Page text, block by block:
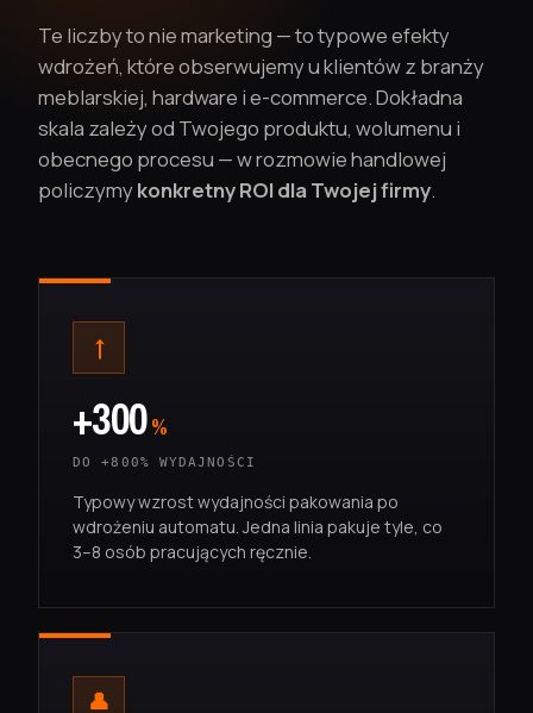
Te liczby to nie marketing — to typowe efekty
wdrożeń, które obserwujemy u klientów z branży
meblarskiej, hardware i e-commerce. Dokładna
skala zależy od Twojego produktu, wolumenu i
obecnego procesu — w rozmowie handlowej
policzymy konkretny ROI dla Twojej firmy.
↑
+300%
DO +800% WYDAJNOŚCI
Typowy wzrost wydajności pakowania po
wdrożeniu automatu. Jedna linia pakuje tyle, co
3–8 osób pracujących ręcznie.
👤